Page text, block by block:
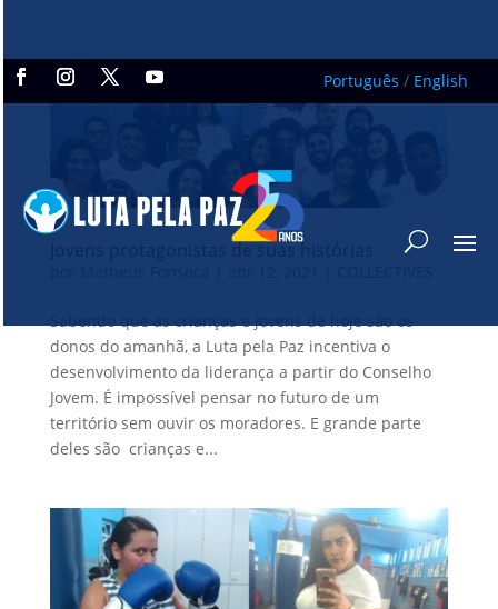
Português / English
Jovens protagonistas de suas histórias
Sabendo que as crianças e jovens de hoje são os
donos do amanhã, a Luta pela Paz incentiva o
desenvolvimento da liderança a partir do Conselho
Jovem. É impossível pensar no futuro de um
território sem ouvir os moradores. E grande parte
deles são crianças e...